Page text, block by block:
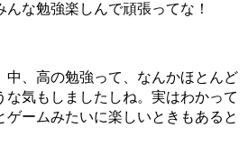
な勉強楽しんで頑張ってな！
中、高の勉強って、なんかほとんど
な気もしましたしね。実はわかって
ゲームみたいに楽しいときもあると